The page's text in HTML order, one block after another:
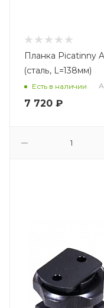
Планка Picatinny
(сталь, L=138мм)
Есть в наличии
7 720 ₽